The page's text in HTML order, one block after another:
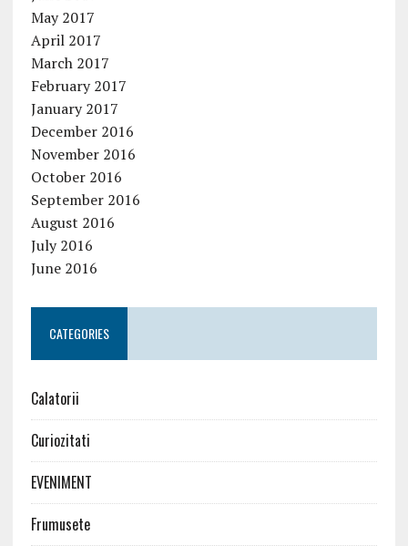
May 2017
April 2017
March 2017
February 2017
January 2017
December 2016
November 2016
October 2016
September 2016
August 2016
July 2016
June 2016
CATEGORIES
Calatorii
Curiozitati
EVENIMENT
Frumusete